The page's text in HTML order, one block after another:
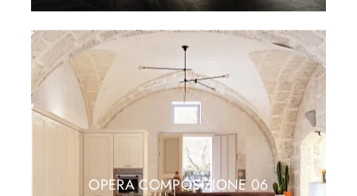
OPERA COMPOSIZIONE 06